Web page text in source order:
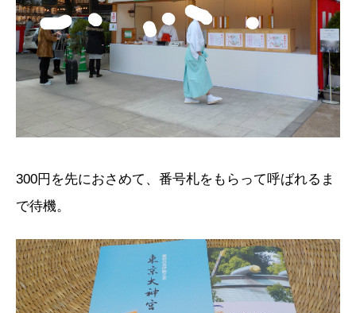
300円を先におさめて、番号札をもらって呼ばれるま
で待機。